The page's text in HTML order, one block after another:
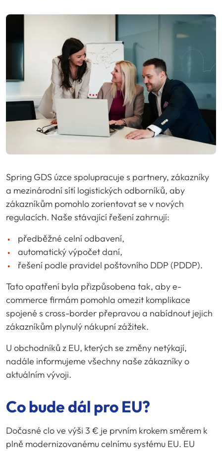
Spring GDS úzce spolupracuje s partnery, zákazníky
a mezinárodní sítí logistických odborníků, aby
zákazníkům pomohlo zorientovat se v nových
regulacích. Naše stávající řešení zahrnují:
předběžné celní odbavení,
automatický výpočet daní,
řešení podle pravidel poštovního DDP (PDDP).
Tato opatření byla přizpůsobena tak, aby e-
commerce firmám pomohla omezit komplikace
spojené s cross-border přepravou a nabídnout jejich
zákazníkům plynulý nákupní zážitek.
U obchodníků z EU, kterých se změny netýkají,
nadále informujeme všechny naše zákazníky o
aktuálním vývoji.
Co bude dál pro EU?
Dočasné clo ve výši 3 € je prvním krokem směrem k
plně modernizovanému celnímu systému EU. EU